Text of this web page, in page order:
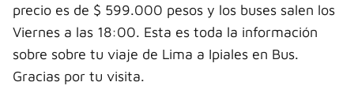
precio es de $ 599.000 pesos y los buses salen los
Viernes a las 18:00. Esta es toda la información
sobre sobre tu viaje de Lima a Ipiales en Bus.
Gracias por tu visita.